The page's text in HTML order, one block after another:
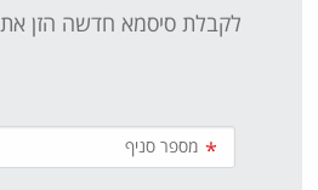
לקבלת סיסמא חדשה הזן
*